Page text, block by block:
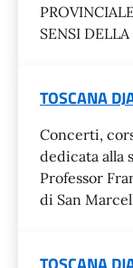
SENSI
TOSCANA
Concerti,
dedicata alla
Professor
di San